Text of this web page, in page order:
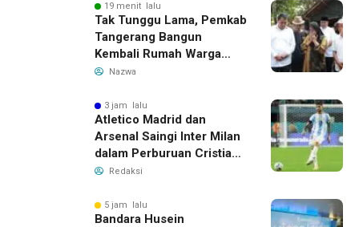
19 menit lalu
Tak Tunggu Lama, Pemkab
Tangerang Bangun
Kembali Rumah Warga
yang Roboh Akibat Puting
Nazwa
3 jam lalu
Atletico Madrid dan
Arsenal Saingi Inter Milan
dalam Perburuan Cristian
Romero, Transfer Bek
Redaksi
5 jam lalu
Bandara Husein